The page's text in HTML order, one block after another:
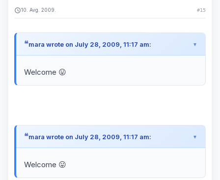
10. Avg. 2009. #15
mara wrote on July 28, 2009, 11:17 am:
Welcome 😛
mara wrote on July 28, 2009, 11:17 am:
Welcome 😛